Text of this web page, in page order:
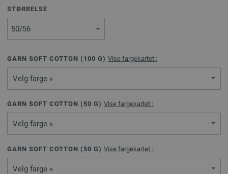
STØRRELSE
GARN SOFT COTTON ( 100 G) Vise fargekartet :
Velg farge »
GARN SOFT COTTON ( 50 G) Vise fargekartet :
Velg farge »
GARN SOFT COTTON ( 50 G) Vise fargekartet :
Velg farge »